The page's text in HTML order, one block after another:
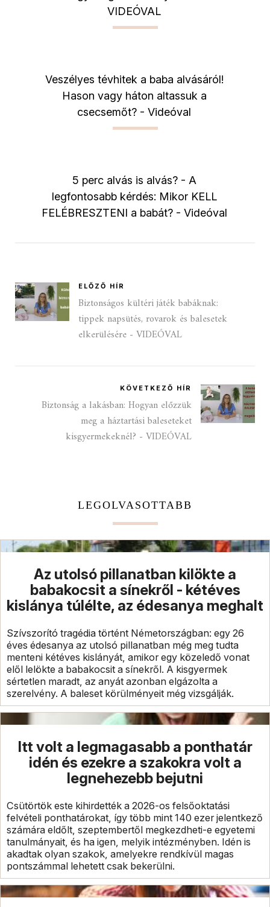
VIDEÓVAL
Veszélyes tévhitek a baba alvásáról!
Hason vagy háton altassuk a
csecsemőt? - Videóval
5 perc alvás is alvás? - A
legfontosabb kérdés: Mikor KELL
FELÉBRESZTENI a babát? - Videóval
ELŐZŐ HÍR
Biztonságos kültéri játék babáknak:
tippek napsütés, rovarok és balesetek
elkerülésére - VIDEÓVAL
KÖVETKEZŐ HÍR
Biztonság a lakásban: Hogyan előzzük
meg a háztartási baleseteket
kisgyermekeknél? - VIDEÓVAL
LEGOLVASOTTABB
Az utolsó pillanatban kilökte a
babakocsit a sínekről - kétéves
kislánya túlélte, az édesanya meghalt
Szívszorító tragédia történt Németországban: egy 26
éves édesanya az utolsó pillanatban még meg tudta
menteni kétéves kislányát, amikor egy közeledő vonat
elől lelökte a babakocsit a sínekről. A kisgyermek
sértetlen maradt, az anyát azonban elgázolta a
szerelvény. A baleset körülményeit még vizsgálják.
Itt volt a legmagasabb a ponthatár
idén és ezekre a szakokra volt a
legnehezebb bejutni
Csütörtök este kihirdették a 2026-os felsőoktatási
felvételi ponthatárokat, így több mint 140 ezer jelentkező
számára eldőlt, szeptembertől megkezdheti-e egyetemi
tanulmányait, és ha igen, melyik intézményben. Idén is
akadtak olyan szakok, amelyekre rendkívül magas
pontszámmal lehetett csak bekerülni.